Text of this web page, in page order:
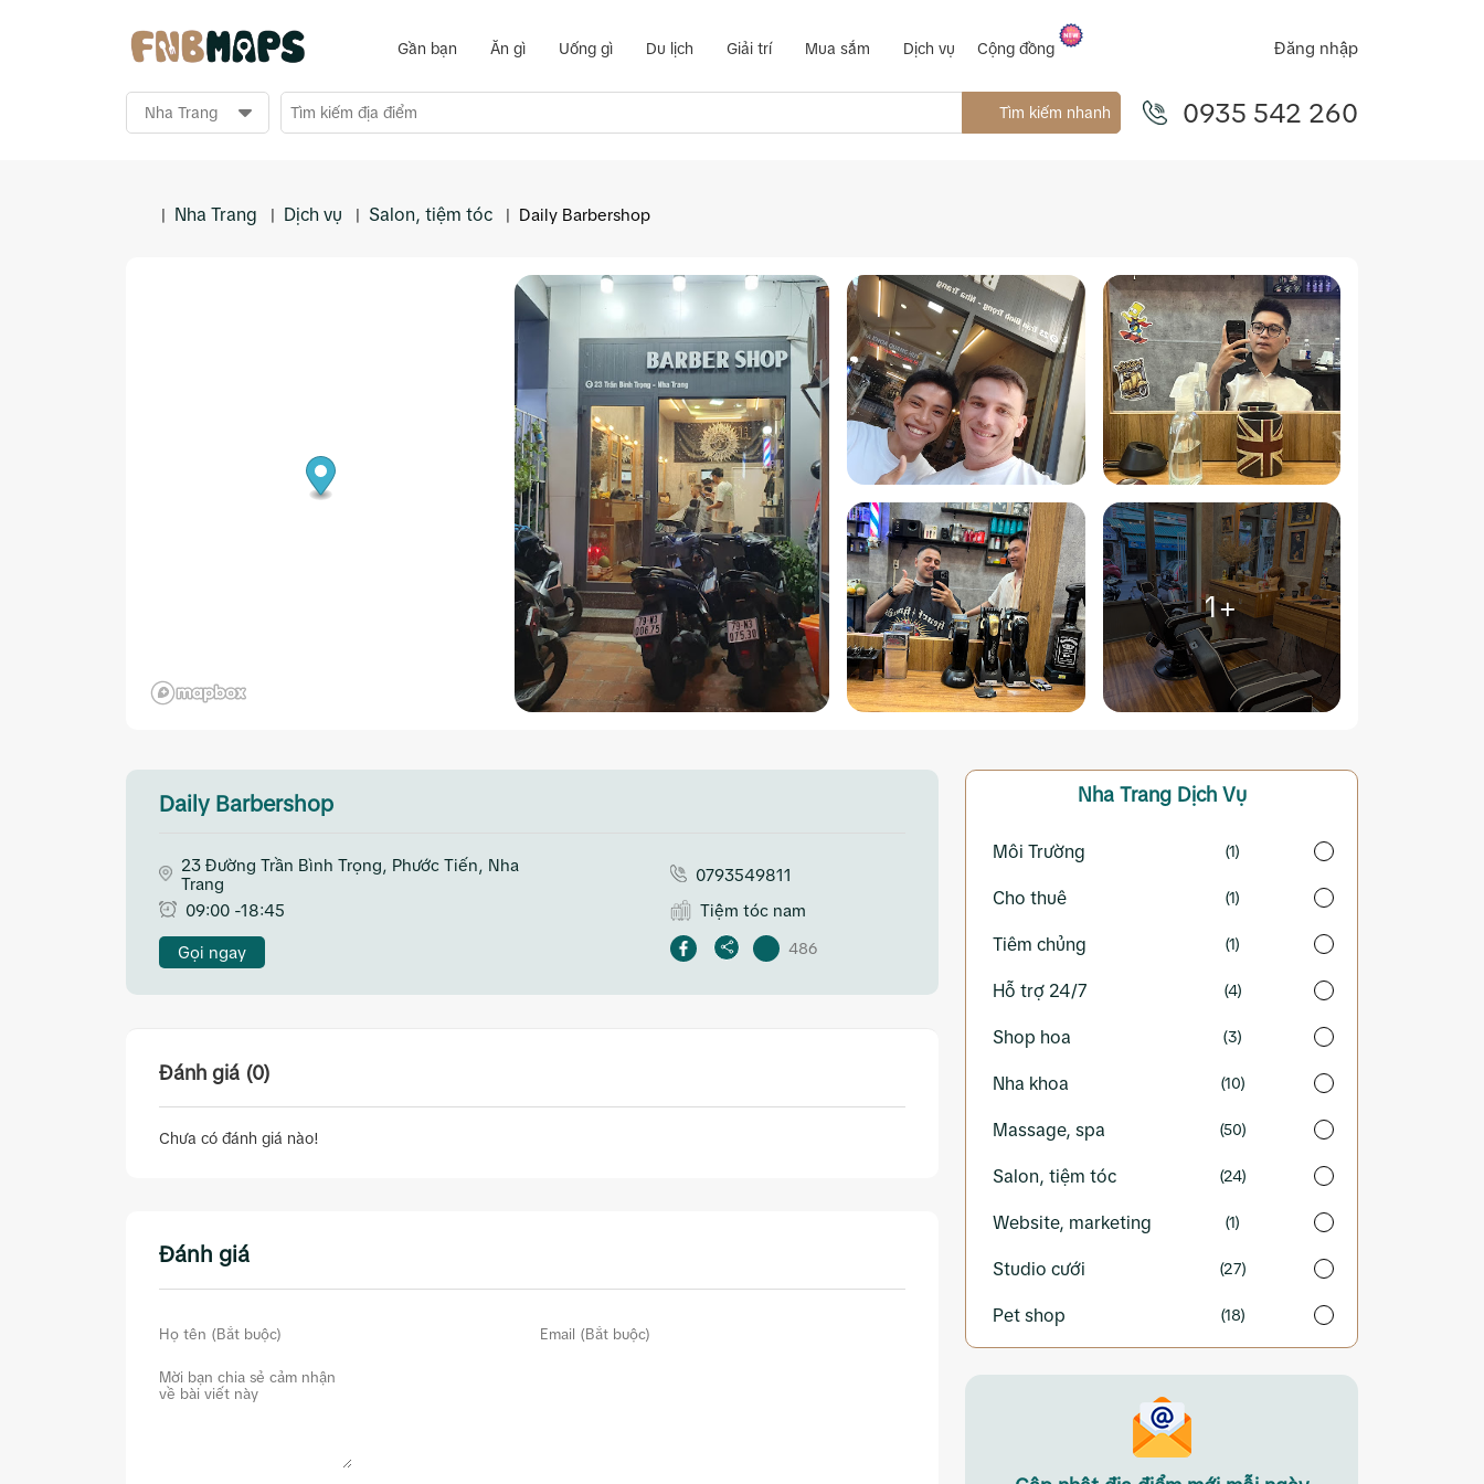
Gần bạn Ăn gì Uống gì Du lịch Giải trí Mua sắm Dịch vụ Cộng đồng Đăng nhập
Tìm kiếm nhanh 0935 542 260
| Nha Trang | Dịch vụ | Salon, tiệm tóc | Daily Barbershop
1+
Daily Barbershop
23 Đường Trần Bình Trọng, Phước Tiến, Nha
Trang
0793549811
09:00 -18:45
Tiệm tóc nam
Gọi ngay 486
Đánh giá (0)
Chưa có đánh giá nào!
Đánh giá
Nha Trang Dịch Vụ
Môi Trường (1)
Cho thuê (1)
Tiêm chủng (1)
Hỗ trợ 24/7 (4)
Shop hoa (3)
Nha khoa (10)
Massage, spa (50)
Salon, tiệm tóc (24)
Website, marketing (1)
Studio cưới (27)
Pet shop (18)